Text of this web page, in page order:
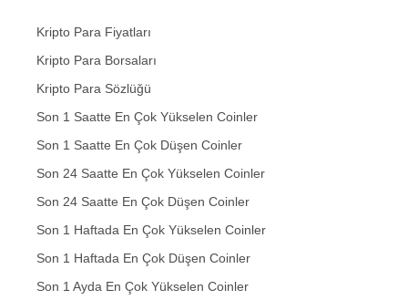
Kripto Para Fiyatları
Kripto Para Borsaları
Kripto Para Sözlüğü
Son 1 Saatte En Çok Yükselen Coinler
Son 1 Saatte En Çok Düşen Coinler
Son 24 Saatte En Çok Yükselen Coinler
Son 24 Saatte En Çok Düşen Coinler
Son 1 Haftada En Çok Yükselen Coinler
Son 1 Haftada En Çok Düşen Coinler
Son 1 Ayda En Çok Yükselen Coinler